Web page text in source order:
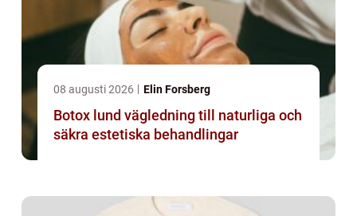
08 augusti 2026 Elin Forsberg
Botox lund vägledning till naturliga och
säkra estetiska behandlingar